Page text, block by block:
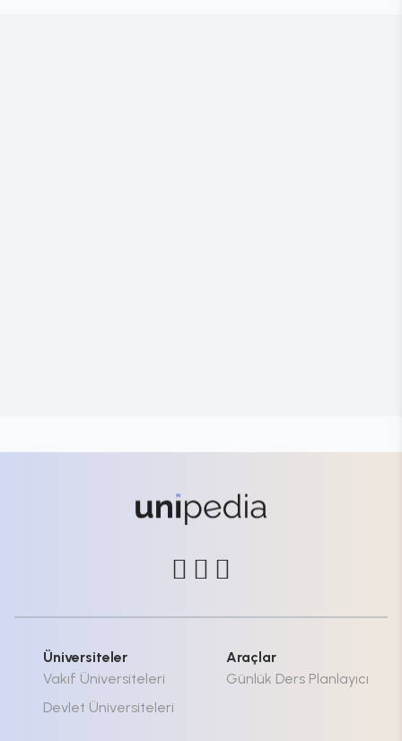
Üniversiteler
Vakıf Üniversiteleri
Devlet Üniversiteleri
Araçlar
Günlük Ders Planlayıcı